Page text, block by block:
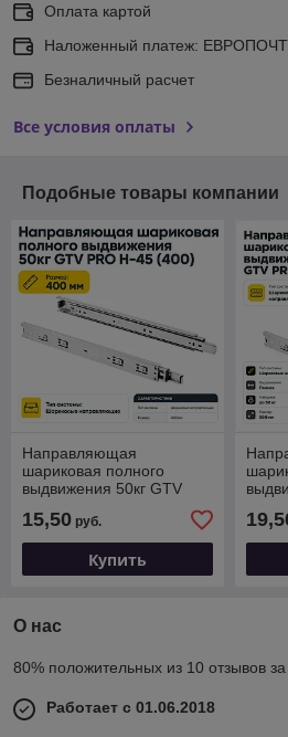
Оплата картой
Наложенный платеж:
Безналичный расчет
Все условия оплаты
Подобные товары компании
Направляющая
шариковая полного
выдвижения 50кг GTV
15,50 руб.
Купить
О нас
80% положительных из 10 отзывов за
Работает с 01.06.2018